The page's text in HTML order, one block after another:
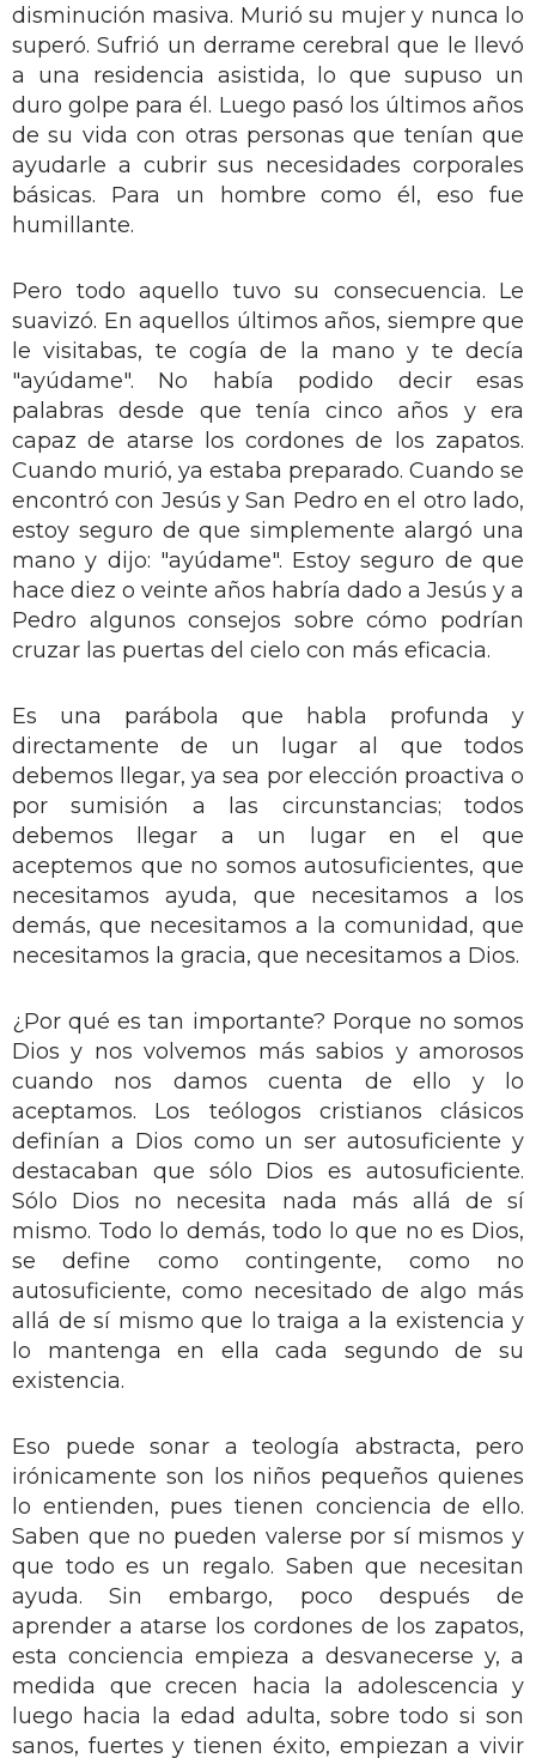
disminución masiva. Murió su mujer y nunca lo
superó. Sufrió un derrame cerebral que le llevó
a una residencia asistida, lo que supuso un
duro golpe para él. Luego pasó los últimos años
de su vida con otras personas que tenían que
ayudarle a cubrir sus necesidades corporales
básicas. Para un hombre como él, eso fue
humillante.
Pero todo aquello tuvo su consecuencia. Le
suavizó. En aquellos últimos años, siempre que
le visitabas, te cogía de la mano y te decía
"ayúdame". No había podido decir esas
palabras desde que tenía cinco años y era
capaz de atarse los cordones de los zapatos.
Cuando murió, ya estaba preparado. Cuando se
encontró con Jesús y San Pedro en el otro lado,
estoy seguro de que simplemente alargó una
mano y dijo: "ayúdame". Estoy seguro de que
hace diez o veinte años habría dado a Jesús y a
Pedro algunos consejos sobre cómo podrían
cruzar las puertas del cielo con más eficacia.
Es una parábola que habla profunda y
directamente de un lugar al que todos
debemos llegar, ya sea por elección proactiva o
por sumisión a las circunstancias; todos
debemos llegar a un lugar en el que
aceptemos que no somos autosuficientes, que
necesitamos ayuda, que necesitamos a los
demás, que necesitamos a la comunidad, que
necesitamos la gracia, que necesitamos a Dios.
¿Por qué es tan importante? Porque no somos
Dios y nos volvemos más sabios y amorosos
cuando nos damos cuenta de ello y lo
aceptamos. Los teólogos cristianos clásicos
definían a Dios como un ser autosuficiente y
destacaban que sólo Dios es autosuficiente.
Sólo Dios no necesita nada más allá de sí
mismo. Todo lo demás, todo lo que no es Dios,
se define como contingente, como no
autosuficiente, como necesitado de algo más
allá de sí mismo que lo traiga a la existencia y
lo mantenga en ella cada segundo de su
existencia.
Eso puede sonar a teología abstracta, pero
irónicamente son los niños pequeños quienes
lo entienden, pues tienen conciencia de ello.
Saben que no pueden valerse por sí mismos y
que todo es un regalo. Saben que necesitan
ayuda. Sin embargo, poco después de
aprender a atarse los cordones de los zapatos,
esta conciencia empieza a desvanecerse y, a
medida que crecen hacia la adolescencia y
luego hacia la edad adulta, sobre todo si son
sanos, fuertes y tienen éxito, empiezan a vivir